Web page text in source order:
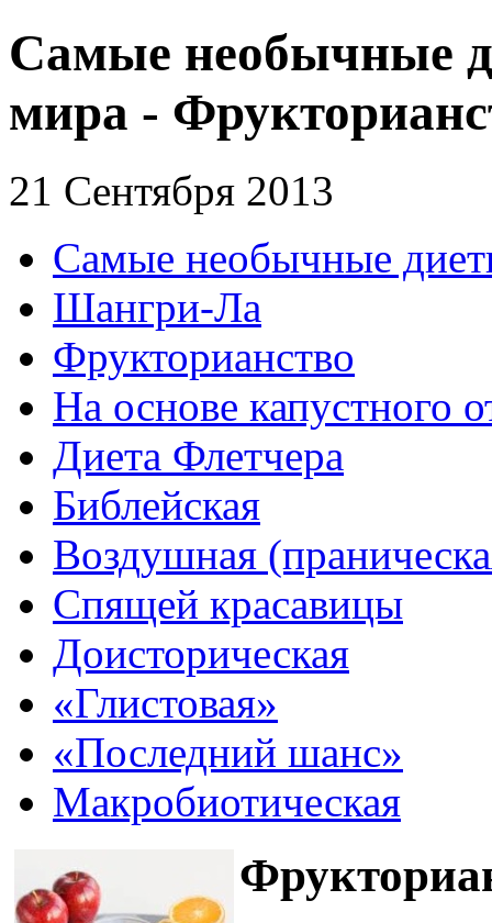
Самые необычные
мира -
21 Сентября 2013
Самые необычные
Шангри-Ла
Фрукторианство
На основе капустного
Диета Флетчера
Библейская
Воздушная
Спящей красавицы
Доисторическая
«Глистовая»
«Последний шанс»
Макробиотическая